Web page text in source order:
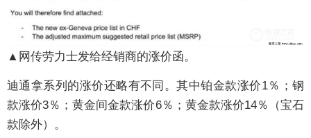
▲网传劳力士发给经销商的涨价函。
迪通拿系列的涨价还略有不同。其中铂金款涨价1％；钢
款涨价3％；黄金间金款涨价6％；黄金款涨价14％（宝石
款除外）。